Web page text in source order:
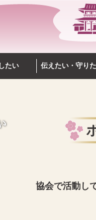
たい 伝えたい・守り
協会で活動し